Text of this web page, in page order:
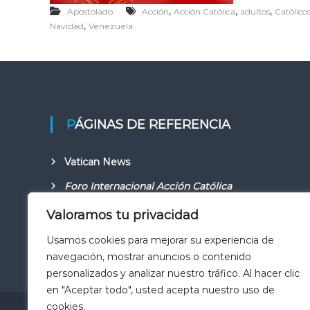
Valoramos tu privacidad
Usamos cookies para mejorar su experiencia de
navegación, mostrar anuncios o contenido
personalizados y analizar nuestro tráfico. Al hacer clic
en "Aceptar todo", usted acepta nuestro uso de
cookies.
e
z
e
Apostolado Acción, Acción Católica, adultos, Católicos
Navidad, Venezuela
PÁGINAS DE REFERENCIA
Vatican News
Foro Internacional Acción Católica
Conferencia Episcopal Venezolana
Aciprensa